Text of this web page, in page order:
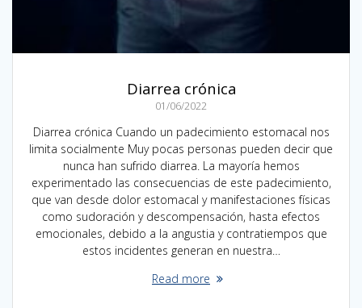
Diarrea crónica
01/06/2022
Diarrea crónica Cuando un padecimiento estomacal nos
limita socialmente Muy pocas personas pueden decir que
nunca han sufrido diarrea. La mayoría hemos
experimentado las consecuencias de este padecimiento,
que van desde dolor estomacal y manifestaciones físicas
como sudoración y descompensación, hasta efectos
emocionales, debido a la angustia y contratiempos que
estos incidentes generan en nuestra…
Read more